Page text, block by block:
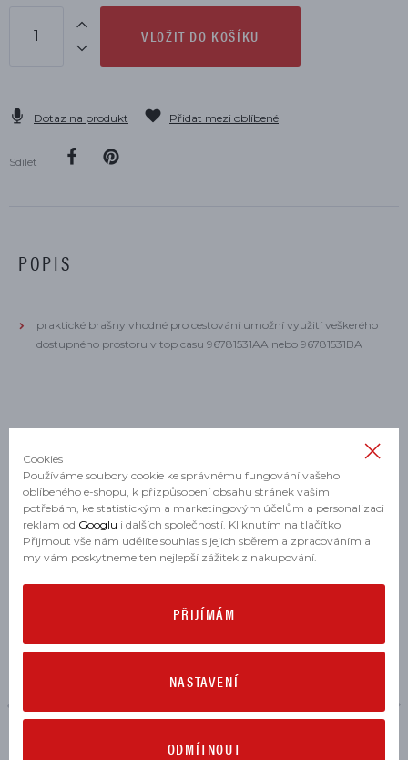
VLOŽIT DO KOŠÍKU
Dotaz na produkt Přidat mezi oblíbené
Sdílet
POPIS
praktické brašny vhodné pro cestování umožní využití veškerého
dostupného prostoru v top casu 96781531AA nebo 96781531BA
MOHLO BY SE VÁM HODIT
Cookies
Používáme soubory cookie ke správnému fungování vašeho
oblíbeného e-shopu, k přizpůsobení obsahu stránek vašim
potřebám, ke statistickým a marketingovým účelům a personalizaci
reklam od Googlu i dalších společností. Kliknutím na tlačítko
Přijmout vše nám udělíte souhlas s jejich sběrem a zpracováním a
my vám poskytneme ten nejlepší zážitek z nakupování.
PŘIJÍMÁM
NASTAVENÍ
ODMÍTNOUT